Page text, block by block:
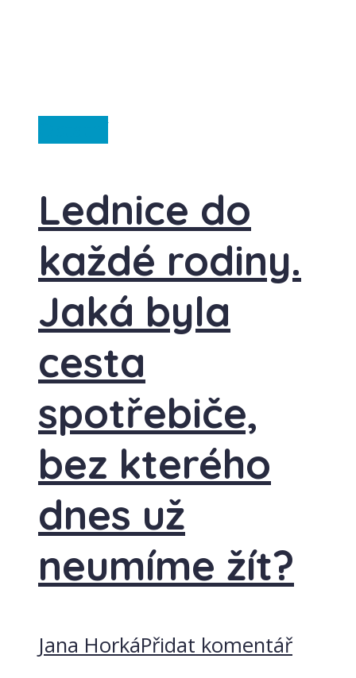
Lednice do
každé rodiny.
Jaká byla
cesta
spotřebiče,
bez kterého
dnes už
neumíme žít?
Jana HorkáPřidat komentář